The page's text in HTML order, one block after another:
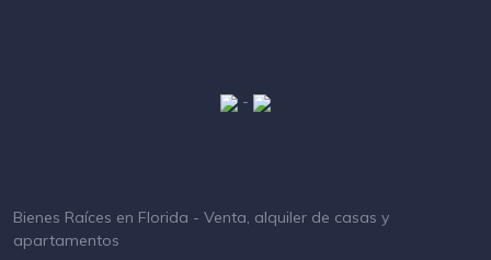
-
Bienes Raíces en Florida - Venta, alquiler de casas y
apartamentos